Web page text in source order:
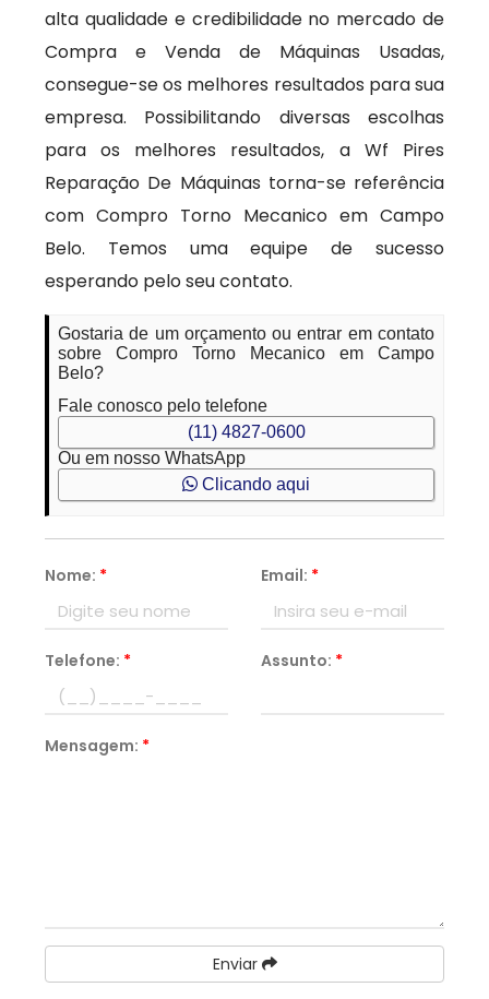
alta qualidade e credibilidade no mercado de
Compra e Venda de Máquinas Usadas,
consegue-se os melhores resultados para sua
empresa. Possibilitando diversas escolhas
para os melhores resultados, a Wf Pires
Reparação De Máquinas torna-se referência
com Compro Torno Mecanico em Campo
Belo. Temos uma equipe de sucesso
esperando pelo seu contato.
Gostaria de um orçamento ou entrar em contato
sobre Compro Torno Mecanico em Campo
Belo?
Fale conosco pelo telefone
(11) 4827-0600
Ou em nosso WhatsApp
Clicando aqui
Nome: * Email: *
Telefone: * Assunto: *
Mensagem: *
Enviar